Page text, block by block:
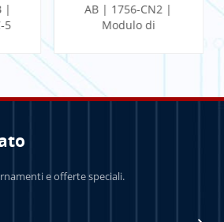
|
5
AB | 1756-CN2 |
Modulo di
e offerte speciali.